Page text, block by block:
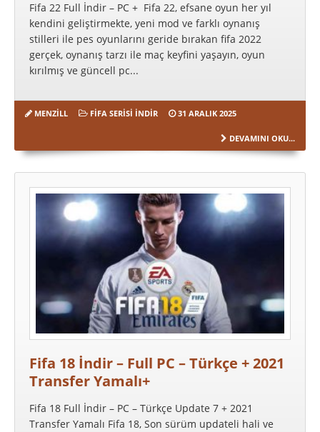
Fifa 22 Full İndir – PC + Fifa 22, efsane oyun her yıl
kendini geliştirmekte, yeni mod ve farklı oynanış
stilleri ile pes oyunlarını geride bırakan fifa 2022
gerçek, oynanış tarzı ile maç keyfini yaşayın, oyun
kırılmış ve güncell pc...
MENZILL FIFA SERISI İNDIR 31 ARALIK 2025
DEVAMINI OKU...
Fifa 18 İndir – Full PC – Türkçe + 2021
Transfer Yamalı+
Fifa 18 Full İndir – PC – Türkçe Update 7 + 2021
Transfer Yamalı Fifa 18, Son sürüm updateli hali ve